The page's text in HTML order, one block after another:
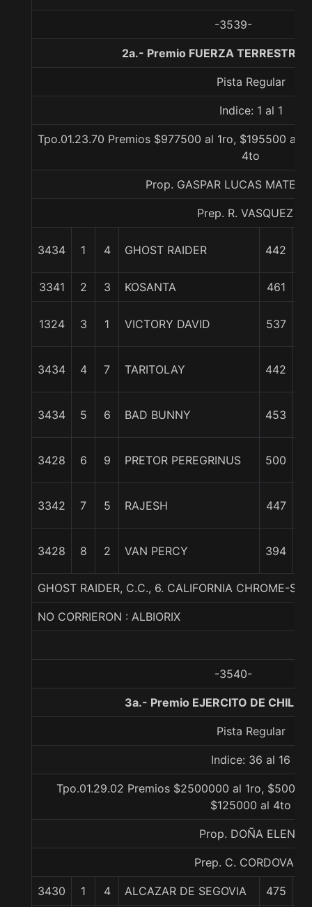
-3539-
2a.- Premio FUERZA
Pista Regular
Indice: 1 al 1
Tpo.01.23.70 Premios $977500 al 1ro, $195500 al
4to
Prop. GASPAR LUCAS MATEO
Prep. R. VASQUEZ O
3434 1 4 GHOST RAIDER 442
3341 2 3 KOSANTA 461
1324 3 1 VICTORY DAVID 537
3434 4 7 TARITOLAY 442
3434 5 6 BAD BUNNY 453
3428 6 9 PRETOR PEREGRINUS 500
3342 7 5 RAJESH 447
3428 8 2 VAN PERCY 394
GHOST RAIDER, C.C., 6. CALIFORNIA CHROME-
NO CORRIERON : ALBIORIX
-3540-
3a.- Premio EJERCITO DE CHILE,
Pista Regular
Indice: 36 al 16
Tpo.01.29.02 Premios $2500000 al 1ro,
$125000 al 4to
Prop. DOÑA ELENA
Prep. C. CORDOVA A.
3430 1 4 ALCAZAR DE SEGOVIA 475